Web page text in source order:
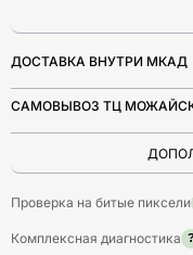
ДОСТАВКА ВНУТРИ МКАД
САМОВЫВОЗ ТЦ
Проверка на битые пиксели
Комплексная диагностика ?